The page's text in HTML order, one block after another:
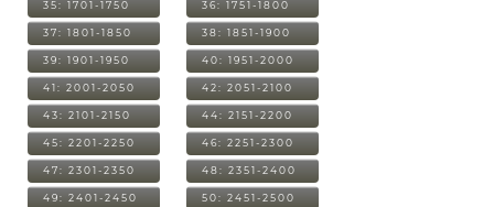
35: 1701-1750 36: 1751-1800
37: 1801-1850 38: 1851-1900
39: 1901-1950 40: 1951-2000
41: 2001-2050 42: 2051-2100
43: 2101-2150 44: 2151-2200
45: 2201-2250 46: 2251-2300
47: 2301-2350 48: 2351-2400
49: 2401-2450 50: 2451-2500